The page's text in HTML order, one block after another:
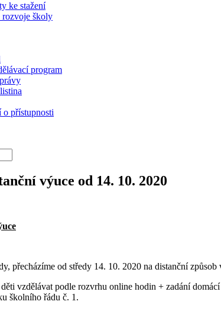
ke stažení
školy
program
přístupnosti
výuce od 14. 10. 2020
přecházíme od středy 14. 10. 2020 na distanční způsob
vzdělávat podle rozvrhu online hodin + zadání
školního řádu č. 1.